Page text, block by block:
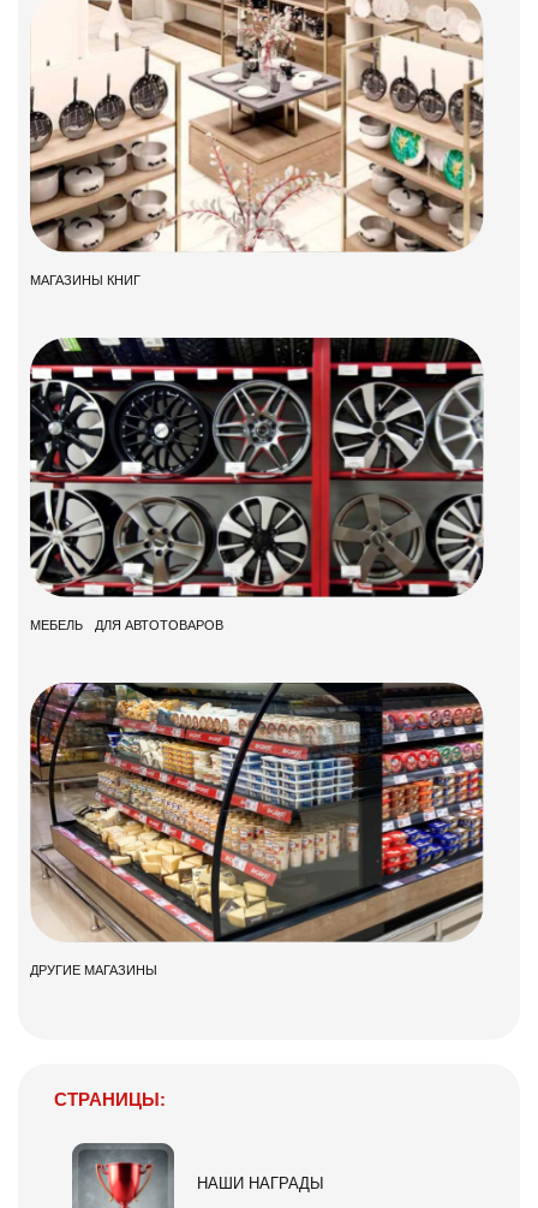
МАГАЗИНЫ КНИГ
МЕБЕЛЬ ДЛЯ АВТОТОВАРОВ
ДРУГИЕ МАГАЗИНЫ
СТРАНИЦЫ:
НАШИ НАГРАДЫ